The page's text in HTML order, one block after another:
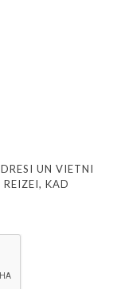
UN VIETNI
KAD